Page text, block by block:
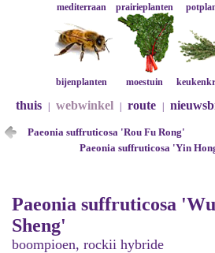
mediterraan prairieplanten
bijenplanten moestuin
thuis webwinkel route
Paeonia suffruticosa 'Rou Fu Rong'
Paeonia suffruticosa 'Yin
Paeonia suffruticosa
Sheng'
boompioen, rockii hybride